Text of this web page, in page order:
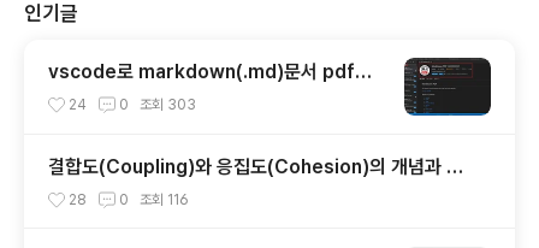
인기글
vscode로 markdown(.md)문서 pdf로
변환
24 0 조회 303
결합도(Coupling)와 응집도(Cohesion)의 개념과 특
징, 유형
28 0 조회 116